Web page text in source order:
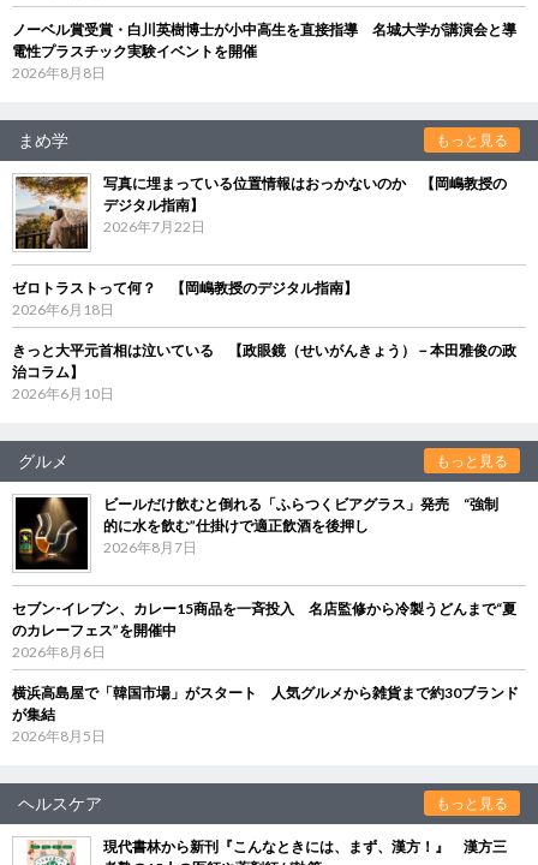
ノーベル賞受賞・白川英樹博士が小中高生を直接指導 名城大学が講演会と導
電性プラスチック実験イベントを開催
2026年8月8日
まめ学 もっと見る
写真に埋まっている位置情報はおっかないのか 【岡嶋教授の
デジタル指南】
2026年7月22日
ゼロトラストって何？ 【岡嶋教授のデジタル指南】
2026年6月18日
きっと大平元首相は泣いている 【政眼鏡（せいがんきょう）－本田雅俊の政
治コラム】
2026年6月10日
グルメ もっと見る
ビールだけ飲むと倒れる「ふらつくビアグラス」発売 “強制
的に水を飲む”仕掛けで適正飲酒を後押し
2026年8月7日
セブン‐イレブン、カレー15商品を一斉投入 名店監修から冷製うどんまで“夏
のカレーフェス”を開催中
2026年8月6日
横浜高島屋で「韓国市場」がスタート 人気グルメから雑貨まで約30ブランド
が集結
2026年8月5日
ヘルスケア もっと見る
現代書林から新刊『こんなときには、まず、漢方！』 漢方三